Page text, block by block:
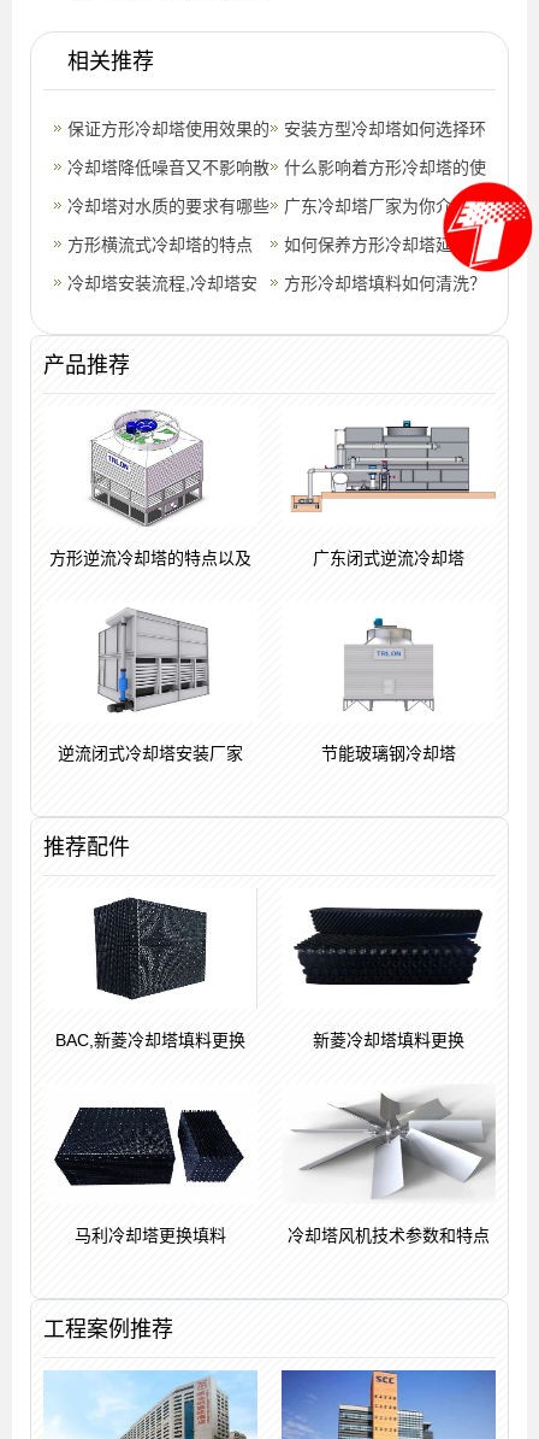
相关推荐
保证方形冷却塔使用效果的
方法,方形冷却塔填料
安装方型冷却塔如何选择环
境？
冷却塔降低噪音又不影响散
热效率的方法
什么影响着方形冷却塔的使
用寿命？(冷却塔分几大类)
冷却塔对水质的要求有哪些
广东冷却塔厂家为你介绍，
冷却塔的日常清理工作有哪
些?(广东
方形横流式冷却塔的特点
(四川方形横流冷却塔厂家)
如何保养方形冷却塔延长使
用寿命(冷却塔保养的正确
冷却塔安装流程,冷却塔安
方形冷却塔填料如何清洗？
产品推荐
方形逆流冷却塔的特点以及 广东闭式逆流冷却塔
逆流闭式冷却塔安装厂家 节能玻璃钢冷却塔
推荐配件
BAC,新菱冷却塔填料更换 新菱冷却塔填料更换
马利冷却塔更换填料 冷却塔风机技术参数和特点
工程案例推荐